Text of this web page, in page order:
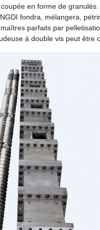
en forme de granulés.
fondra, mélangera,
parfaits par
à double vis peut être